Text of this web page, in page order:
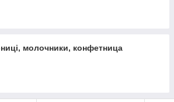
молочники, конфетница